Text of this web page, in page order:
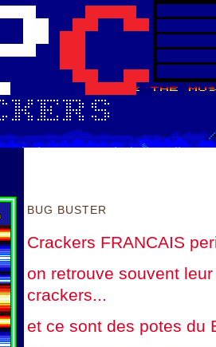
BUG BUSTER
Crackers FRANCAIS
on retrouve souvent
crackers...
et ce sont des potes du